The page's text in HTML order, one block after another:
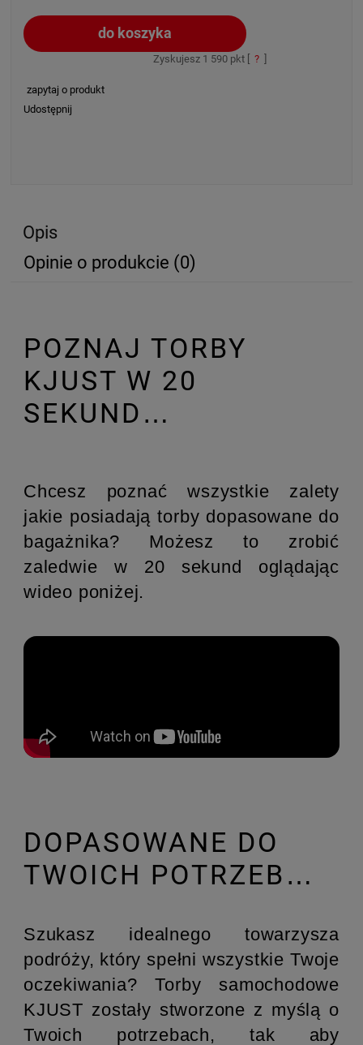
do koszyka
Zyskujesz 1 590 pkt [ ? ]
zapytaj o produkt
Udostępnij
Opis
Opinie o produkcie (0)
POZNAJ TORBY
KJUST W 20
SEKUND…
Chcesz poznać wszystkie zalety
jakie posiadają torby dopasowane do
bagażnika? Możesz to zrobić
zaledwie w 20 sekund oglądając
wideo poniżej.
DOPASOWANE DO
TWOICH POTRZEB…
Szukasz idealnego towarzysza
podróży, który spełni wszystkie Twoje
oczekiwania? Torby samochodowe
KJUST zostały stworzone z myślą o
Twoich potrzebach, tak aby